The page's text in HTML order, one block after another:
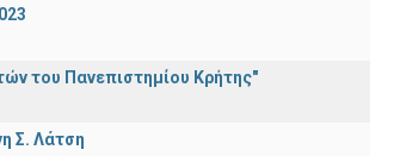
του Πανεπιστημίου Κρήτης"
Σ. Λάτση